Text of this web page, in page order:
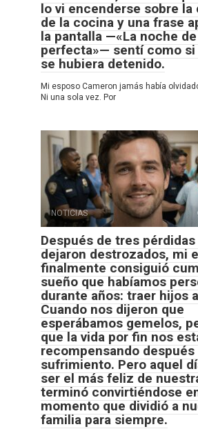
lo vi encenderse sobre la
de la cocina y una frase
la pantalla —«La noche
perfecta»— sentí como
se hubiera detenido.
Mi esposo Cameron jamás había
Ni una sola vez. Por
NOTICIAS
Después de tres
dejaron destrozados, mi
finalmente consiguió
sueño que habíamos
durante años: traer hijos
Cuando nos dijeron que
esperábamos gemelos,
que la vida por fin nos
recompensando
sufrimiento. Pero aquel
ser el más feliz de
terminó convirtiéndose
momento que dividió a
familia para siempre.